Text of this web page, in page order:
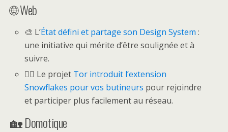
🌐 Web
🎨 L’État défini et partage son Design System :
une initiative qui mérite d’être soulignée et à
suivre.
🕵️‍♂️ Le projet Tor introduit l’extension
Snowflakes pour vos butineurs pour rejoindre
et participer plus facilement au réseau.
🏡 Domotique